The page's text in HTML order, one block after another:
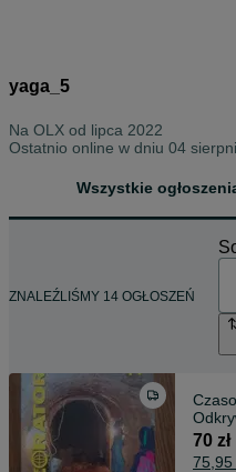
yaga_5
Na OLX od lipca 2022
Ostatnio online w dniu 04
Wszystkie
ZNALEŹLIŚMY 14 OGŁOSZEŃ
70 zł
75,95